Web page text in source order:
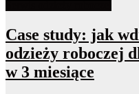
Case study: jak
odzieży roboczej
w 3 miesiące